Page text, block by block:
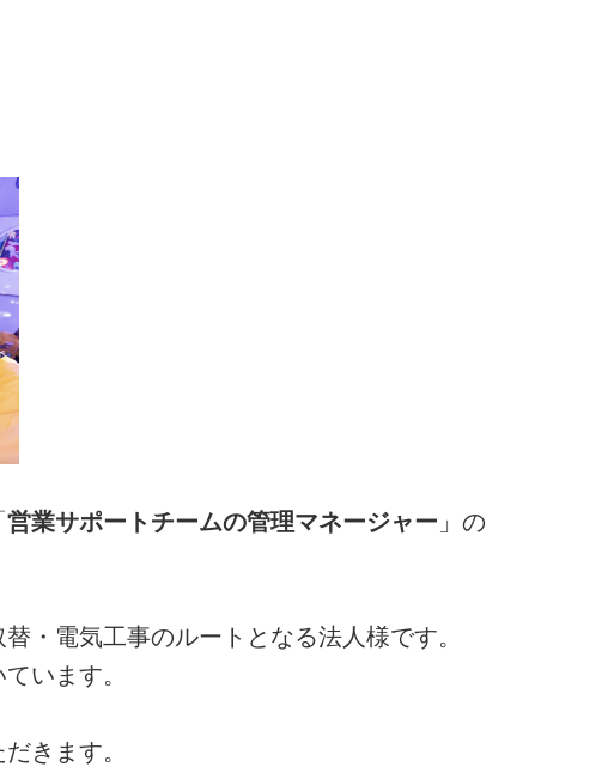
営業サポートチームの管理マネージャー 」の
・電気工事のルートとなる法人様です。
います。
きます。